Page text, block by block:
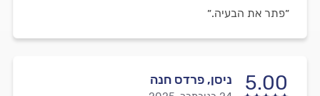
״פתר את הבעיה.״
5.00 ניסן, פרדס חנה